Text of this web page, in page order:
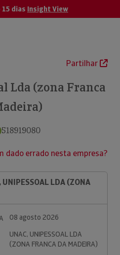
dias Insight View
Partilhar
Lda (zona Franca
518919080
dado errado nesta empresa?
LDA (ZONA
08 agosto 2026
UNAC, UNIPESSOAL LDA
(ZONA FRANCA DA MADEIRA)